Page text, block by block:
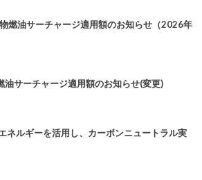
燃油サーチャージ適用額のお知らせ（2026年
サーチャージ適用額のお知らせ(変更)
ネルギーを活用し、カーボンニュートラル実